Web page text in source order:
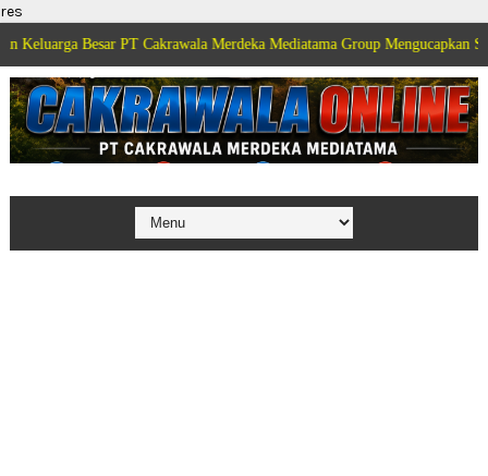
res
Besar PT Cakrawala Merdeka Mediatama Group Mengucapkan Selamat